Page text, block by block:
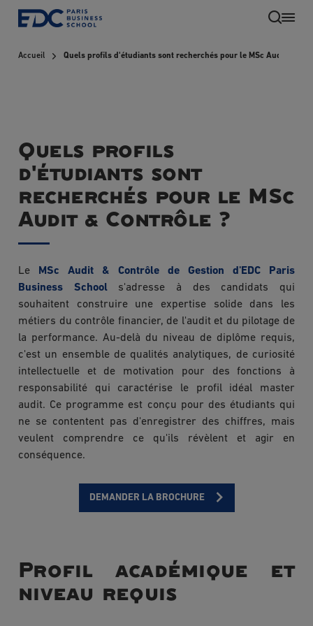
Aller
principal
FR
Accueil Quels profils d'étudiants sont recherchés pour le MSc Audit &
Quels profils
d'étudiants sont
recherchés pour le MSc
Audit & Contrôle ?
Le
MSc Audit & Contrôle de Gestion d'EDC Paris
Business Schools'adresse à des candidats qui
souhaitent construire une expertise solide dans les
métiers du contrôle financier, de l'audit et du pilotage de
la performance. Au-delà du niveau de diplôme requis,
c'est un ensemble de qualités analytiques, de curiosité
intellectuelle et de motivation pour des fonctions à
responsabilité qui caractérise le profil idéal master
audit. Ce programme est conçu pour des étudiants qui
ne se contentent pas d'enregistrer des chiffres, mais
veulent comprendre ce qu'ils révèlent et agir en
conséquence.
DEMANDER LA BROCHURE
Profil académique et
niveau requis